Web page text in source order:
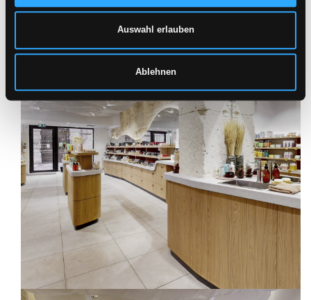
Auswahl erlauben
Ablehnen